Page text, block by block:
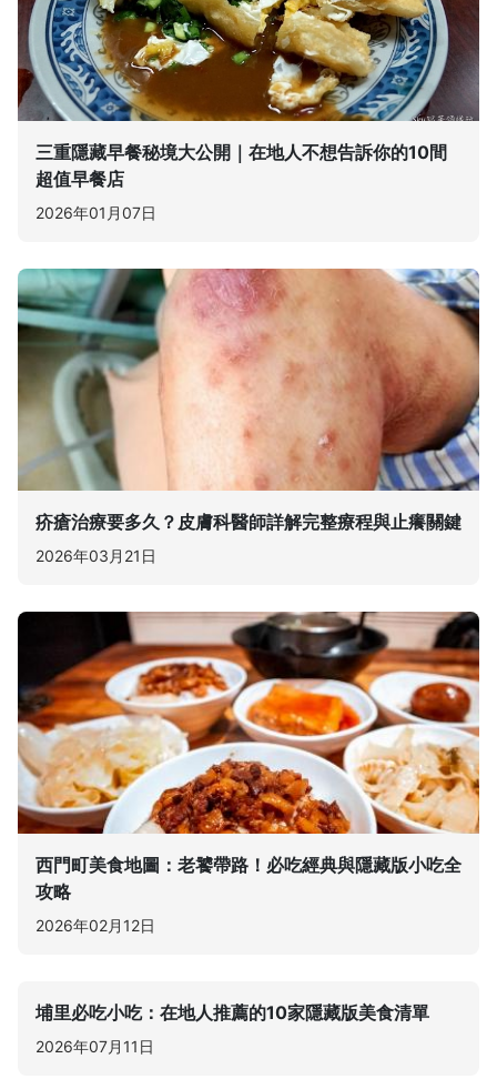
三重隱藏早餐秘境大公開｜在地人不想告訴你的10間
超值早餐店
2026年01月07日
疥瘡治療要多久？皮膚科醫師詳解完整療程與止癢關鍵
2026年03月21日
西門町美食地圖：老饕帶路！必吃經典與隱藏版小吃全
攻略
2026年02月12日
埔里必吃小吃：在地人推薦的10家隱藏版美食清單
2026年07月11日